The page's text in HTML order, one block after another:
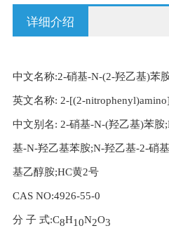
详细介绍
中文名称:2-硝基-N-(2-羟乙基)苯
英文名称: 2-[(2-
中文别名: 2-硝基-N-(羟乙基)苯胺
基-N-羟乙基苯胺;N-羟乙基-2-硝
基乙醇胺;HC黄2号
CAS NO:4926-55-0
分 子 式:C8H10N2O3